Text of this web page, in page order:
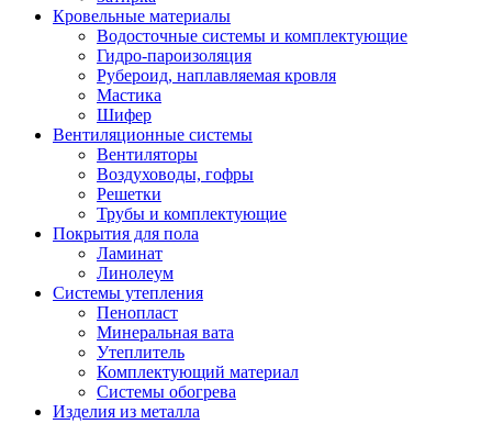
Кровельные материалы
Водосточные системы и комплектующие
Гидро-пароизоляция
Рубероид, наплавляемая кровля
Мастика
Шифер
Вентиляционные системы
Вентиляторы
Воздуховоды, гофры
Решетки
Трубы и комплектующие
Покрытия для пола
Ламинат
Линолеум
Системы утепления
Пенопласт
Минеральная вата
Утеплитель
Комплектующий материал
Системы обогрева
Изделия из металла